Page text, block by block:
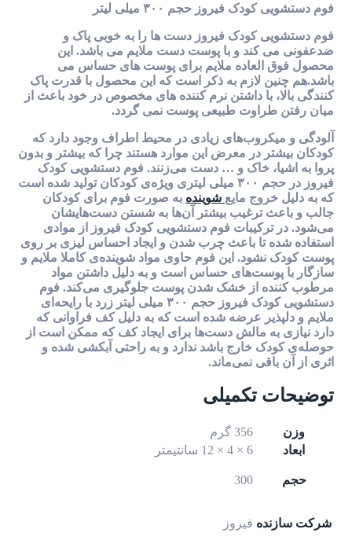
فوم دستشویی کودک فیروز حجم ۳۰۰ میلی لیتر
فوم دستشویی کودک فیروز دست ها را به خوبی پاک و
ضدعفونی می کند و با پوست دست ملایم می باشد. این
محصول فوق العاده ملایم برای پوست های حساس می
باشد.هم چنین لازم به ذکر است که این محصول با قدرت پاک
کنندگی بالا، با داشتن نرم کننده های مخصوص در خود باعث از
میان رفتن طراوت طبیعی پوست نمی گردد.
آلودگی و میکروب‌های زیادی در محیط اطراف وجود دارد که
کودکان بیشتر در معرض این موارد هستند چرا که بیشتر و بدون
پروا به اشیا، خاک و … دست می‌زنند. فوم دستشویی کودک
فیروز در حجم ۳۰۰ میلی لیتری ویژه‌ی کودکان تولید شده است
که به دلیل خروج مایع شوینده به صورت فوم برای کودکان
جالب و باعث ترغیب بیشتر آن‌ها به شستن دست‌هایشان
می‌شود. در ترکیبات فوم دستشویی کودک فیروز از موادی
استفاده شده تا باعث چرب شدن و ایجاد احساس لیزی بر روی
پوست کودک نشود. این فوم حاوی مواد شوینده‌ی کاملا ملایم و
سازگار با پوست‌های حساس است و به دلیل داشتن مواد
مرطوب کننده از خشک شدن پوست جلوگیری می‌کند. فوم
دستشویی کودک فیروز حجم ۳۰۰ میلی لیتر زرد با رایحه‌ای
ملایم و دلپذیر عرضه شده است که به دلیل کف فراوانی که
دارد نیازی به مالش دست‌ها برای ایجاد کف که ممکن است از
حوصله‌ی کودک خارج باشد ندارد و به راحتی آبکشی شده و
اثری از آن باقی نمی‌ماند.
توضیحات تکمیلی
وزن
356 گرم
ابعاد
6 × 4 × 12 سانتیمتر
حجم 300
شرکت سازنده فیروز